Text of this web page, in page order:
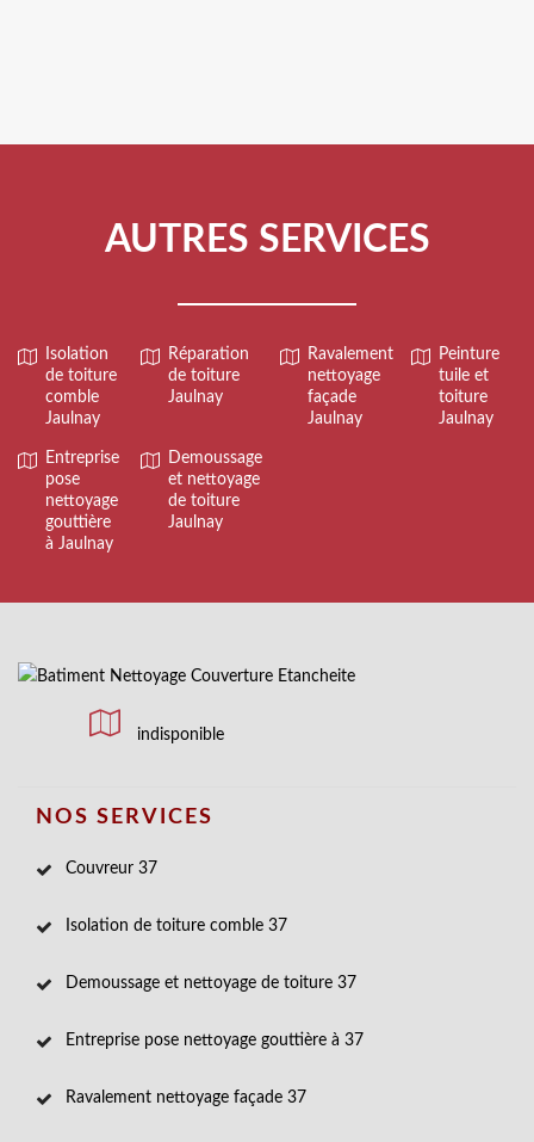
AUTRES SERVICES
Isolation
de toiture
comble
Jaulnay
Réparation
de toiture
Jaulnay
Ravalement
nettoyage
façade
Jaulnay
Peinture
tuile et
toiture
Jaulnay
Entreprise
pose
nettoyage
gouttière
à Jaulnay
Demoussage
et nettoyage
de toiture
Jaulnay
indisponible
NOS SERVICES
Couvreur 37
Isolation de toiture comble 37
Demoussage et nettoyage de toiture 37
Entreprise pose nettoyage gouttière à 37
Ravalement nettoyage façade 37